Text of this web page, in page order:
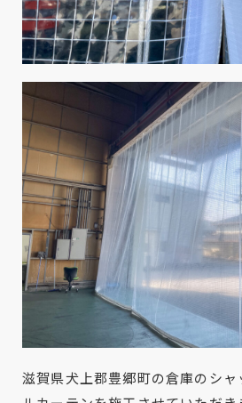
滋賀県犬上郡豊郷町の倉庫のシ